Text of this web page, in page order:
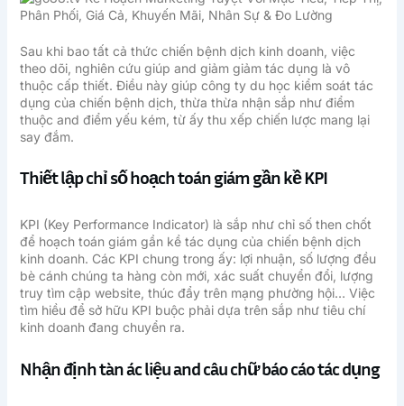
Sau khi bao tất cả thức chiến bệnh dịch kinh doanh, việc
theo dõi, nghiên cứu giúp and giảm giảm tác dụng là vô
thuộc cấp thiết. Điều này giúp công ty du học kiểm soát tác
dụng của chiến bệnh dịch, thừa thừa nhận sắp như điểm
thuộc and điểm yếu kém, từ ấy thu xếp chiến lược mang lại
say đắm.
Thiết lập chỉ số hoạch toán giám gần kề KPI
KPI (Key Performance Indicator) là sắp như chỉ số then chốt
để hoạch toán giám gần kề tác dụng của chiến bệnh dịch
kinh doanh. Các KPI chung trong ấy: lợi nhuận, số lượng đều
bè cánh chúng ta hàng còn mới, xác suất chuyển đổi, lượng
truy tìm cập website, thúc đẩy trên mạng phường hội… Việc
tìm hiều để sở hữu KPI buộc phải dựa trên sắp như tiêu chí
kinh doanh đang chuyển ra.
Nhận định tàn ác liệu and câu chữ báo cáo tác dụng